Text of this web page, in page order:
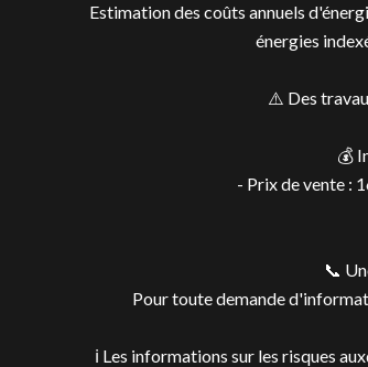
Estimation des coûts annuels
énergies
⚠️ Des
💰
- Prix de vente :
📞
Pour toute demande
ℹ️ Les informations sur les risques